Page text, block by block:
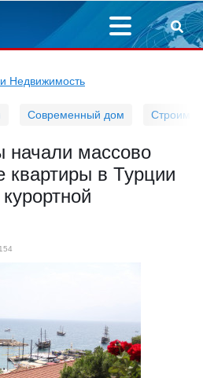
Недвижимость
Современный дом Строим
массово
квартиры в Турции